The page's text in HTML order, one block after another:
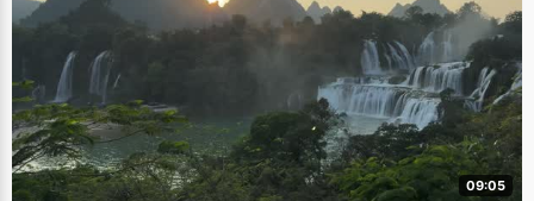
09:05